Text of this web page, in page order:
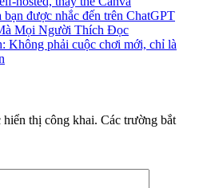
bạn được nhắc đến trên ChatGPT
Mọi Người Thích Đọc
Không phải cuộc chơi mới, chỉ là
hiển thị công khai. Các trường bắt